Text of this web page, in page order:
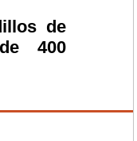
de
400